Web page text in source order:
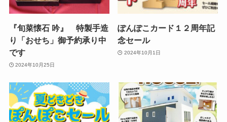
『旬菜懐石 吟』 特製手造
り「おせち」御予約承り中
です
2024年10月25日
ぽんぽこカード１２周年記
念セール
2024年10月1日